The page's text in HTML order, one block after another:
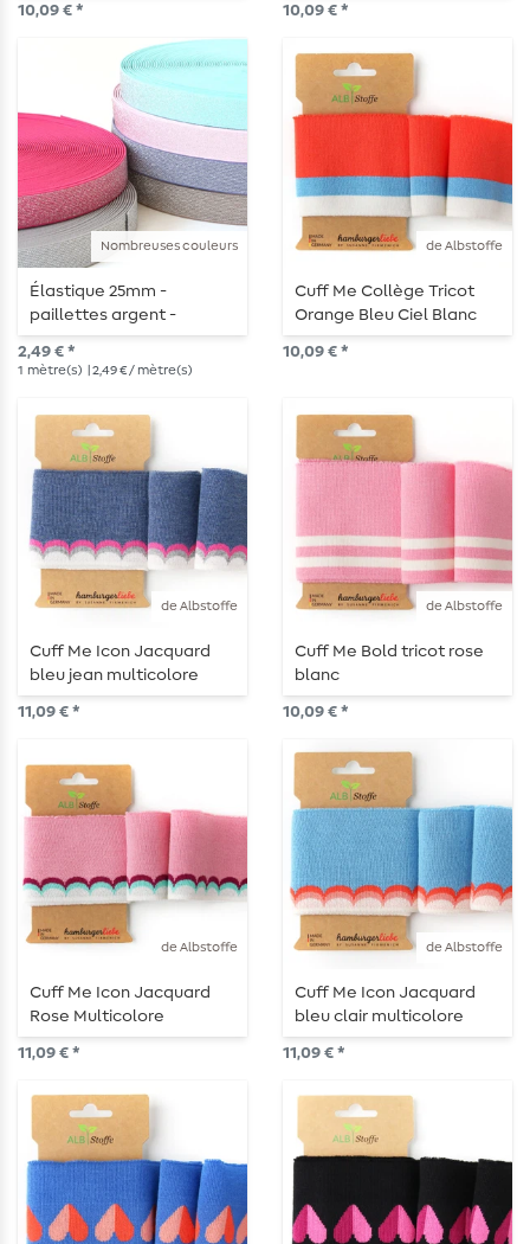
10,09 € * 10,09 € *
Nombreuses couleurs
Élastique 25mm -
paillettes argent -
métrage
2,49 € *
1 mètre(s) | 2,49 € / mètre(s)
de Albstoffe
Cuff Me Collège Tricot
Orange Bleu Ciel Blanc
10,09 € *
de Albstoffe
Cuff Me Icon Jacquard
bleu jean multicolore
11,09 € *
de Albstoffe
Cuff Me Bold tricot rose
blanc
10,09 € *
de Albstoffe
Cuff Me Icon Jacquard
Rose Multicolore
11,09 € *
de Albstoffe
Cuff Me Icon Jacquard
bleu clair multicolore
11,09 € *